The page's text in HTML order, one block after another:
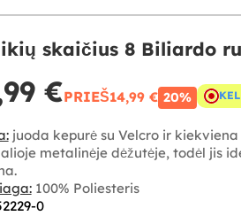
skaičius 8 Biliardo
€PRIEŠ14,99 € 20%
juoda kepurė su Velcro ir
metalinėje dėžutėje, todėl jis
100% Poliesteris
0